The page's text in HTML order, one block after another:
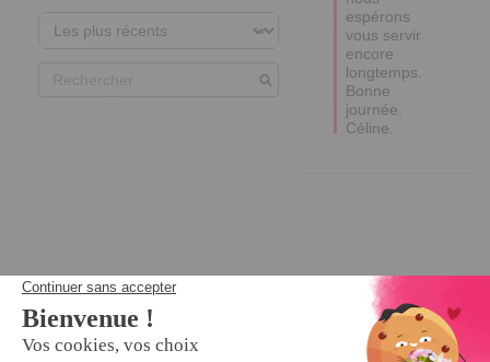
espérons
vous servir
encore
longtemps.
Bonne
journée.
Céline.
Nous vous recommandons